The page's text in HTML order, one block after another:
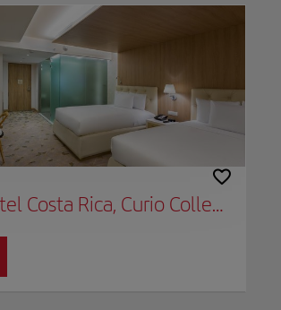
Gran Hotel Costa Rica, Curio Collection By Hilton